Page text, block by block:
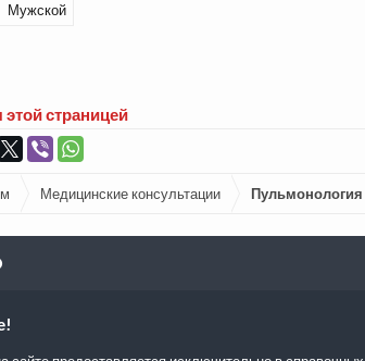
Мужской
страницей
Медицинские консультации Пульмонология